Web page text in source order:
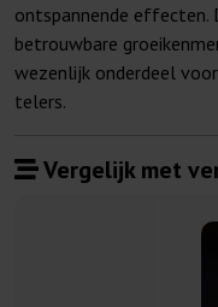
ontspannende effecten.
betrouwbare
wezenlijk onderdeel
telers.
Vergelijk met